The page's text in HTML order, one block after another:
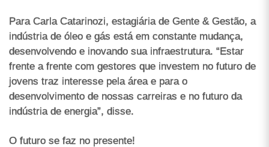
Para Carla Catarinozi, estagiária de Gente & Gestão, a
indústria de óleo e gás está em constante mudança,
desenvolvendo e inovando sua infraestrutura. “Estar
frente a frente com gestores que investem no futuro de
jovens traz interesse pela área e para o
desenvolvimento de nossas carreiras e no futuro da
indústria de energia”, disse.
O futuro se faz no presente!